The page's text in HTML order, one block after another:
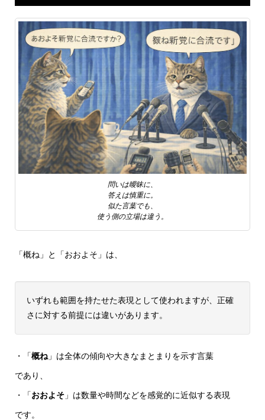
問いは曖昧に、
答えは慎重に。
似た言葉でも、
使う側の立場は違う。
「概ね」と「おおよそ」は、
いずれも範囲を持たせた表現として使われますが、正確
さに対する前提には違いがあります。
・「 概ね」は全体の傾向や大きなまとまりを示す言葉
であり、
・「 おおよそ」は数量や時間などを感覚的に近似する表現
です。